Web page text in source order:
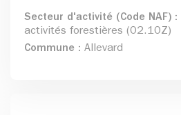
Secteur d'activité (Code NAF) :
activités forestières (02.10Z)
Commune : Allevard